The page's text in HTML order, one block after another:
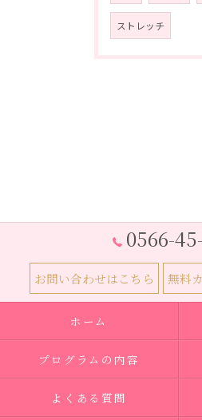
ストレッチ
0566-
お問い合わせはこちら 無料
ホーム
プログラムの内容
よくある質問